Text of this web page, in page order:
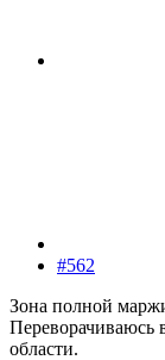
#562
Зона полной
Переворачиваюсь
области.